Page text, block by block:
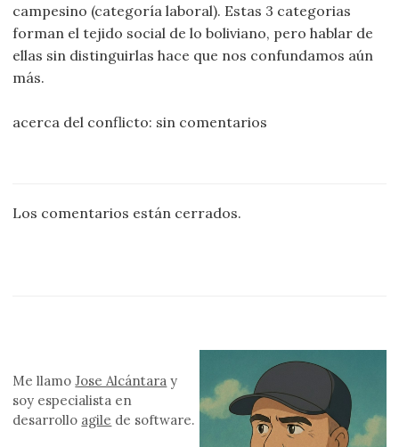
campesino (categoría laboral). Estas 3 categorias
forman el tejido social de lo boliviano, pero hablar de
ellas sin distinguirlas hace que nos confundamos aún
más.
acerca del conflicto: sin comentarios
Los comentarios están cerrados.
Me llamoJose Alcántara y
soy especialista en
desarrollo agile de software.